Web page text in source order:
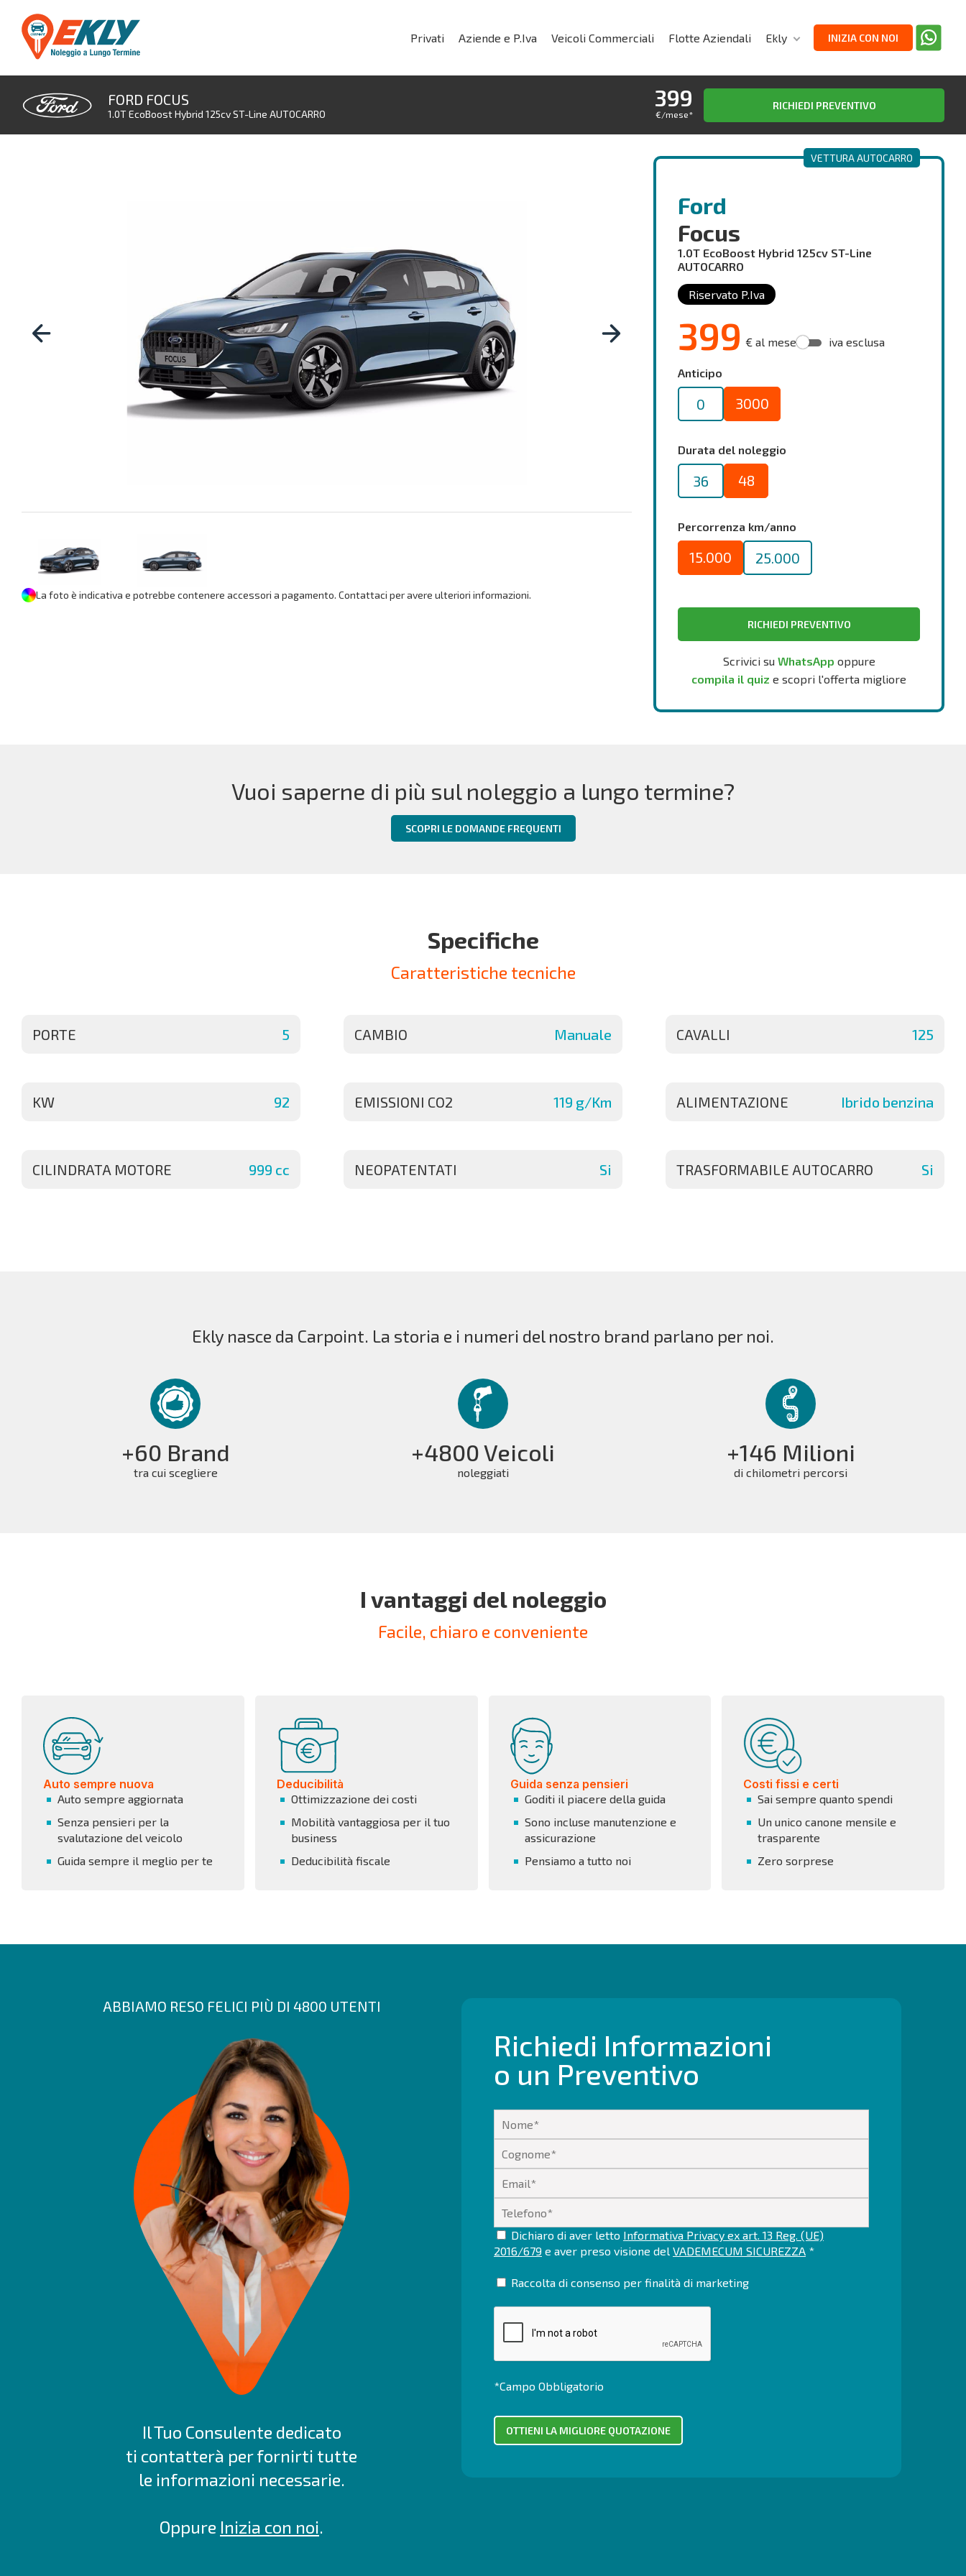
Privati Aziende e P.Iva Veicoli Commerciali Flotte Aziendali Ekly INIZIA CON NOI
FORD FOCUS
1.0T EcoBoost Hybrid 125cv ST-Line AUTOCARRO
399
€/mese*
RICHIEDI PREVENTIVO
La foto è indicativa e potrebbe contenere accessori a pagamento. Contattaci per avere ulteriori informazioni.
VETTURA AUTOCARRO
Ford
Focus
1.0T EcoBoost Hybrid 125cv ST-Line
AUTOCARRO
Riservato P.Iva
399 € al mese iva esclusa
Anticipo
0 3000
Durata del noleggio
36 48
Percorrenza km/anno
15.000 25.000
RICHIEDI PREVENTIVO
Scrivici su WhatsApp oppure
compila il quiz e scopri l'offerta migliore
Vuoi saperne di più sul noleggio a lungo termine?
SCOPRI LE DOMANDE FREQUENTI
Specifiche
Caratteristiche tecniche
PORTE 5 CAMBIO Manuale CAVALLI 125
KW 92 EMISSIONI CO2 119 g/Km ALIMENTAZIONE Ibrido benzina
CILINDRATA MOTORE 999 cc NEOPATENTATI Si TRASFORMABILE AUTOCARRO Si
Ekly nasce da Carpoint. La storia e i numeri del nostro brand parlano per noi.
+60 Brand
tra cui scegliere
+4800 Veicoli
noleggiati
+146 Milioni
di chilometri percorsi
I vantaggi del noleggio
Facile, chiaro e conveniente
Auto sempre nuova
Auto sempre aggiornata
Senza pensieri per la
svalutazione del veicolo
Guida sempre il meglio per te
Deducibilità
Ottimizzazione dei costi
Mobilità vantaggiosa per il tuo
business
Deducibilità fiscale
Guida senza pensieri
Goditi il piacere della guida
Sono incluse manutenzione e
assicurazione
Pensiamo a tutto noi
Costi fissi e certi
Sai sempre quanto spendi
Un unico canone mensile e
trasparente
Zero sorprese
ABBIAMO RESO FELICI PIÙ DI 4800 UTENTI
Il Tuo Consulente dedicato
ti contatterà per fornirti tutte
le informazioni necessarie.
Oppure Inizia con noi.
Richiedi Informazioni
o un Preventivo
Dichiaro di aver letto Informativa Privacy ex art. 13 Reg. (UE)
2016/679 e aver preso visione del VADEMECUM SICUREZZA *
Raccolta di consenso per finalità di marketing
*Campo Obbligatorio